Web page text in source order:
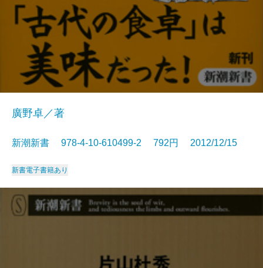
廣野卓／著
新潮新書 978-4-10-610499-2 792円 2012/12/15
新書電子書籍あり